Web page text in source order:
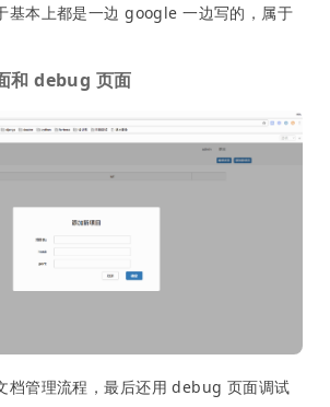
基本上都是一边 google 一边写的，属于
和 debug 页面
档管理流程，最后还用 debug 页面调试